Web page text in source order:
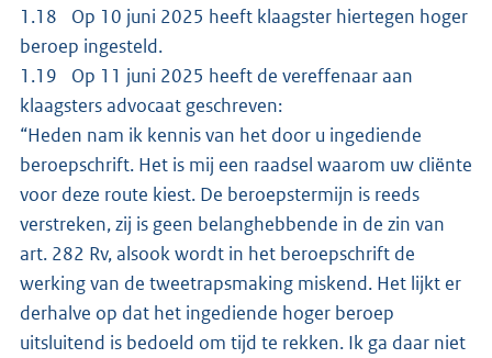
1.18 Op 10 juni 2025 heeft klaagster hiertegen hoger
beroep ingesteld.
1.19 Op 11 juni 2025 heeft de vereffenaar aan
klaagsters advocaat geschreven:
“Heden nam ik kennis van het door u ingediende
beroepschrift. Het is mij een raadsel waarom uw cliënte
voor deze route kiest. De beroepstermijn is reeds
verstreken, zij is geen belanghebbende in de zin van
art. 282 Rv, alsook wordt in het beroepschrift de
werking van de tweetrapsmaking miskend. Het lijkt er
derhalve op dat het ingediende hoger beroep
uitsluitend is bedoeld om tijd te rekken. Ik ga daar niet